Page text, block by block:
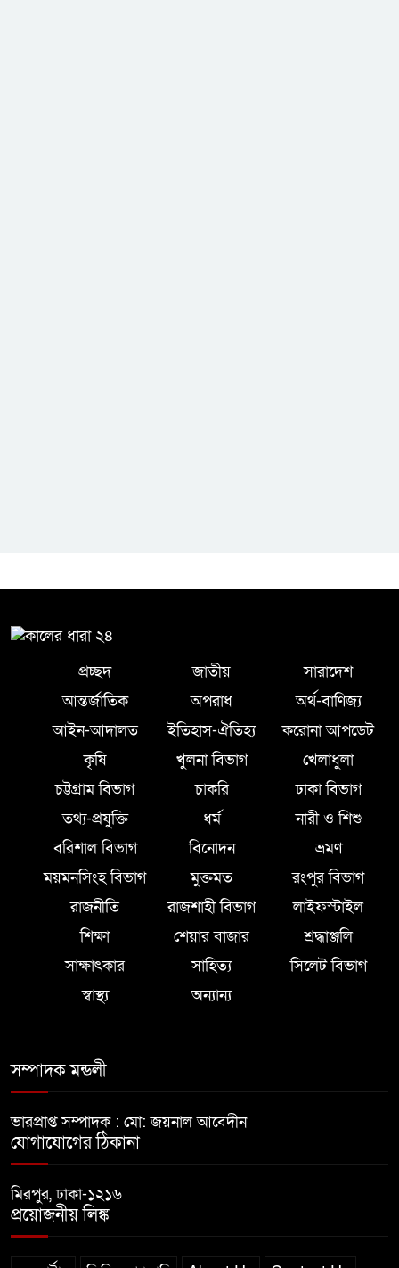
প্রচ্ছদ জাতীয়
সারাদেশ
আন্তর্জাতিক
অপরাধ
অর্থ-বাণিজ্য
আইন-আদালত
ইতিহাস-ঐতিহ্য
করোনা আপডেট
কৃষি
খুলনা বিভাগ
খেলাধুলা
চট্টগ্রাম বিভাগ
চাকরি
ঢাকা বিভাগ
তথ্য-প্রযুক্তি
ধর্ম
নারী ও শিশু
বরিশাল বিভাগ
বিনোদন
ভ্রমণ
ময়মনসিংহ বিভাগ
মুক্তমত
রংপুর বিভাগ
রাজনীতি
রাজশাহী বিভাগ
লাইফস্টাইল
শিক্ষা
শেয়ার বাজার
শ্রদ্ধাঞ্জলি
সাক্ষাৎকার
সাহিত্য
সিলেট বিভাগ
স্বাস্থ্য
অন্যান্য
সম্পাদক মন্ডলী
ভারপ্রাপ্ত সম্পাদক : মো: জয়নাল আবেদীন
যোগাযোগের ঠিকানা
মিরপুর, ঢাকা-১২১৬
প্রয়োজনীয় লিঙ্ক